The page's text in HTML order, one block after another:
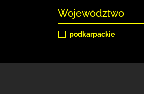
Województwo
podkarpackie